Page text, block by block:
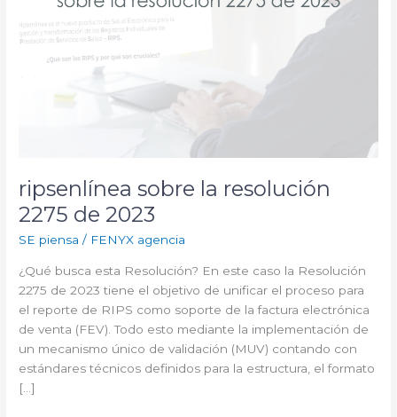
ripsenlínea sobre la resolución
2275 de 2023
SE piensa / FENYX agencia
¿Qué busca esta Resolución? En este caso la Resolución
2275 de 2023 tiene el objetivo de unificar el proceso para
el reporte de RIPS como soporte de la factura electrónica
de venta (FEV). Todo esto mediante la implementación de
un mecanismo único de validación (MUV) contando con
estándares técnicos definidos para la estructura, el formato
[…]